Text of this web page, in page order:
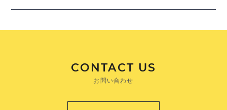
CONTACT US
お問い合わせ